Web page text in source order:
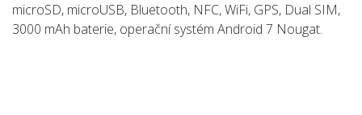
microSD, microUSB, Bluetooth, NFC, WiFi, GPS, Dual SIM,
3000 mAh baterie, operační systém Android 7 Nougat.